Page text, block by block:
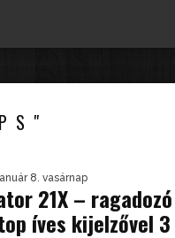
8. vasárnap
21X – ragadozó
íves kijelzővel 3